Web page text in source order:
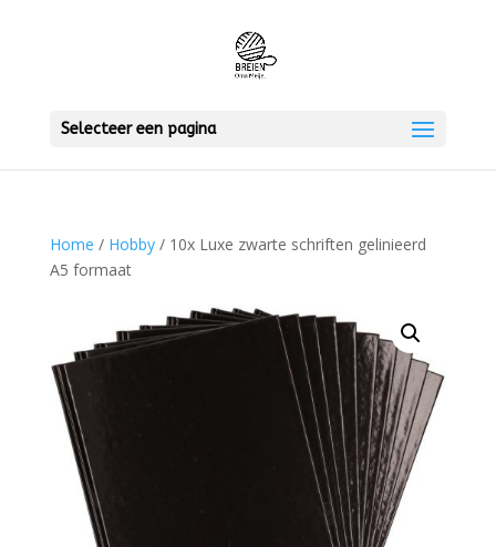
Selecteer een pagina
Home / Hobby/ 10x Luxe zwarte schriften gelinieerd
A5 formaat